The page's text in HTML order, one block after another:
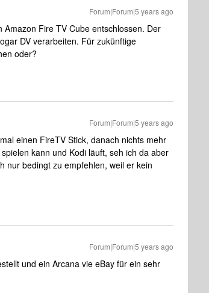
Forum|Forum|5 years ago
Fire TV Cube entschlossen. Der
DV verarbeiten. Für zukünftige
oder?
Forum|Forum|5 years ago
einen FireTV Stick, danach nichts mehr
kann und Kodi läuft, seh ich da aber
nur bedingt zu empfehlen, weil er kein
Forum|Forum|5 years ago
und ein Arcana vie eBay für ein sehr